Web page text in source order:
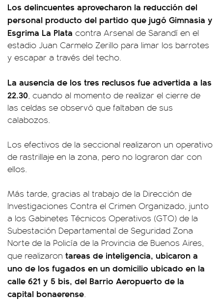
Los delincuentes aprovecharon la reducción del
personal producto del partido que jugó Gimnasia y
Esgrima La Plata contra Arsenal de Sarandí en el
estadio Juan Carmelo Zerillo para limar los barrotes
y escapar a través del techo.
La ausencia de los tres reclusos fue advertida a las
22.30, cuando al momento de realizar el cierre de
las celdas se observó que faltaban de sus
calabozos.
Los efectivos de la seccional realizaron un operativo
de rastrillaje en la zona, pero no lograron dar con
ellos.
Más tarde, gracias al trabajo de la Dirección de
Investigaciones Contra el Crimen Organizado, junto
a los Gabinetes Técnicos Operativos (GTO) de la
Subestación Departamental de Seguridad Zona
Norte de la Policía de la Provincia de Buenos Aires,
que realizaron tareas de inteligencia, ubicaron a
uno de los fugados en un domicilio ubicado en la
calle 621 y 5 bis, del Barrio Aeropuerto de la
capital bonaerense.